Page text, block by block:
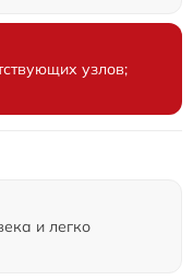
узлов;
и легко